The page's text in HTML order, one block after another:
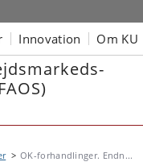
Innovation Om KU
OK-forhandlinger. Endn...